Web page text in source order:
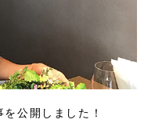
公開しました！